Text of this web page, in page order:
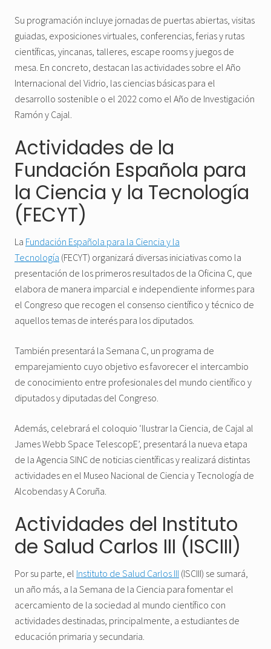
Su programación incluye jornadas de puertas abiertas, visitas
guiadas, exposiciones virtuales, conferencias, ferias y rutas
científicas, yincanas, talleres, escape rooms y juegos de
mesa. En concreto, destacan las actividades sobre el Año
Internacional del Vidrio, las ciencias básicas para el
desarrollo sostenible o el 2022 como el Año de Investigación
Ramón y Cajal.
Actividades de la
Fundación Española para
la Ciencia y la Tecnología
(FECYT)
La Fundación Española para la Ciencia y la
Tecnología (FECYT) organizará diversas iniciativas como la
presentación de los primeros resultados de la Oficina C, que
elabora de manera imparcial e independiente informes para
el Congreso que recogen el consenso científico y técnico de
aquellos temas de interés para los diputados.
También presentará la Semana C, un programa de
emparejamiento cuyo objetivo es favorecer el intercambio
de conocimiento entre profesionales del mundo científico y
diputados y diputadas del Congreso.
Además, celebrará el coloquio ‘Ilustrar la Ciencia, de Cajal al
James Webb Space TelescopE’, presentará la nueva etapa
de la Agencia SINC de noticias científicas y realizará distintas
actividades en el Museo Nacional de Ciencia y Tecnología de
Alcobendas y A Coruña.
Actividades del Instituto
de Salud Carlos III (ISCIII)
Por su parte, el Instituto de Salud Carlos III (ISCIII) se sumará,
un año más, a la Semana de la Ciencia para fomentar el
acercamiento de la sociedad al mundo científico con
actividades destinadas, principalmente, a estudiantes de
educación primaria y secundaria.